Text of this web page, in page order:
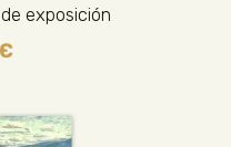
exposición